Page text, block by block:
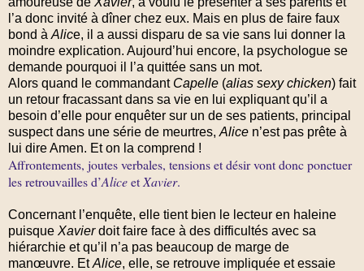
l’a donc invité à dîner chez eux. Mais en plus de faire faux
bond à Alice, il a aussi disparu de sa vie sans lui donner la
moindre explication. Aujourd’hui encore, la psychologue se
demande pourquoi il l’a quittée sans un mot.
Alors quand le commandant Capelle (alias sexy chicken) fait
un retour fracassant dans sa vie en lui expliquant qu’il a
besoin d’elle pour enquêter sur un de ses patients, principal
suspect dans une série de meurtres, Alice n’est pas prête à
lui dire Amen. Et on la comprend !
Affrontements, joutes verbales, tensions et désir vont donc ponctuer
les retrouvailles d’Aliceet Xavier.
Concernant l’enquête, elle tient bien le lecteur en haleine
puisque Xavierdoit faire face à des difficultés avec sa
hiérarchie et qu’il n’a pas beaucoup de marge de
manœuvre. EtAlice, elle, se retrouve impliquée et essaie